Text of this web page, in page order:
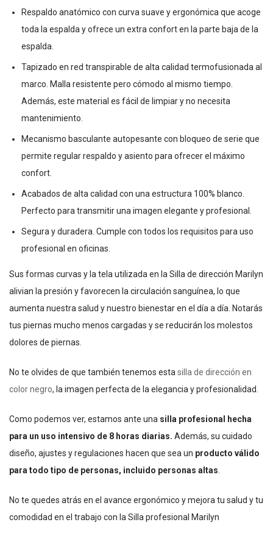
Respaldo anatómico con curva suave y ergonómica que acoge
toda la espalda y ofrece un extra confort en la parte baja de la
espalda.
Tapizado en red transpirable de alta calidad termofusionada al
marco. Malla resistente pero cómodo al mismo tiempo.
Además, este material es fácil de limpiar y no necesita
mantenimiento.
Mecanismo basculante autopesante con bloqueo de serie que
permite regular respaldo y asiento para ofrecer el máximo
confort.
Acabados de alta calidad con una estructura 100% blanco.
Perfecto para transmitir una imagen elegante y profesional.
Segura y duradera. Cumple con todos los requisitos para uso
profesional en oficinas.
Sus formas curvas y la tela utilizada en la Silla de dirección Marilyn
alivian la presión y favorecen la circulación sanguínea, lo que
aumenta nuestra salud y nuestro bienestar en el día a día. Notarás
tus piernas mucho menos cargadas y se reducirán los molestos
dolores de piernas.
No te olvides de que también tenemos esta silla de dirección en
color negro, la imagen perfecta de la elegancia y profesionalidad.
Como podemos ver, estamos ante una silla profesional hecha
para un uso intensivo de 8 horas diarias. Además, su cuidado
diseño, ajustes y regulaciones hacen que sea un producto válido
para todo tipo de personas, incluido personas altas
No te quedes atrás en el avance ergonómico y mejora tu salud y tu
comodidad en el trabajo con la Silla profesional Marilyn